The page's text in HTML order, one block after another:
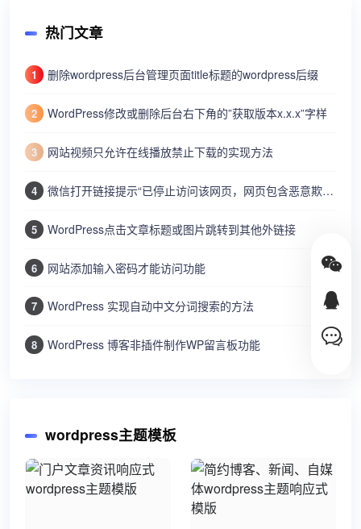
热门文章
1 删除wordpress后台管理页面title标题的wordpress后缀
2 WordPress修改或删除后台右下角的”获取版本x.x.x”字样
3 网站视频只允许在线播放禁止下载的实现方法
4 微信打开链接提示“已停止访问该网页，网页包含恶意欺诈内容…”
5 WordPress点击文章标题或图片跳转到其他外链接
6 网站添加输入密码才能访问功能
7 WordPress 实现自动中文分词搜索的方法
8 WordPress 博客非插件制作WP留言板功能
wordpress主题模板